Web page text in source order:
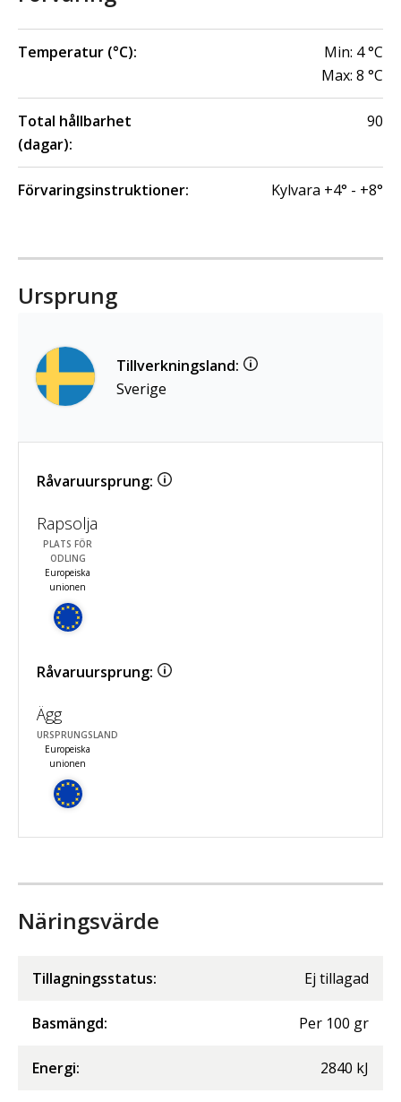
Temperatur (°C): Min: 4°C
Max: 8 °C
Total hållbarhet
(dagar):
90
Förvaringsinstruktioner: Kylvara +4° - +8°
Ursprung
Tillverkningsland:
Sverige
Råvaruursprung:
Rapsolja
PLATS FÖR
ODLING
Europeiska
unionen
Råvaruursprung:
Ägg
URSPRUNGSLAND
Europeiska
unionen
Näringsvärde
Tillagningsstatus: Ej tillagad
Basmängd: Per 100 gr
Energi: 2840 kJ